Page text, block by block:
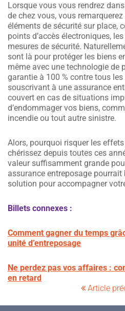
Lorsque vous vous rendrez
de chez vous, vous
éléments de sécurité sur place,
points d’accès électroniques,
mesures de sécurité.
sont là pour protéger les biens
même avec une technologie de
garantie à 100 % contre tous
souscrivant à une assurance
couvert en cas de situations
d’endommager vos biens,
incendie ou tout autre sinistre.
Alors, pourquoi risquer les
chérissez depuis toutes ces
valeur suffisamment grande
assurance entreposage pourrait
solution pour accompagner
Billets connexes :
Comment gagner du temps
unité d’entreposage
Ne perdez pas vos affaires :
en retard
Article